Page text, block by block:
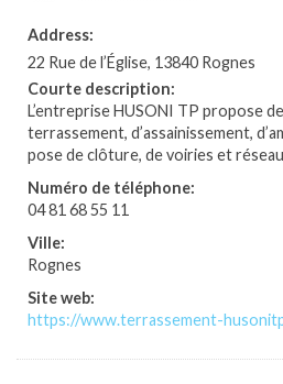
Address:
22 Rue de l’Église, 13840 Rognes
Courte description:
L’entreprise HUSONI TP propose
terrassement, d’assainissement,
pose de clôture, de voiries et
Numéro de téléphone:
04 81 68 55 11
Ville:
Rognes
Site web:
https://www.terrassement-